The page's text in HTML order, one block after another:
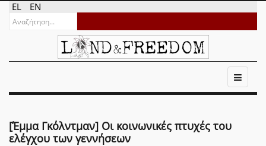
EL EN
[Έμμα Γκόλντμαν] Οι κοινωνικές πτυχές του
ελέγχου των γεννήσεων